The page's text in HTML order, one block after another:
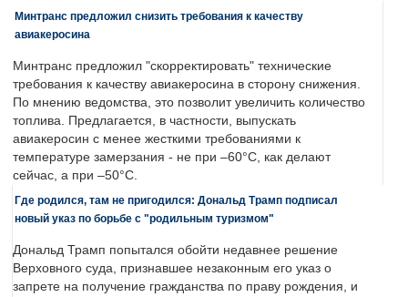
Минтранс предложил снизить требования к качеству
авиакеросина
Минтранс предложил "скорректировать" технические
требования к качеству авиакеросина в сторону снижения.
По мнению ведомства, это позволит увеличить количество
топлива. Предлагается, в частности, выпускать
авиакеросин с менее жесткими требованиями к
температуре замерзания - не при –60°C, как делают
сейчас, а при –50°C.
Где родился, там не пригодился: Дональд Трамп подписал
новый указ по борьбе с "родильным туризмом"
Дональд Трамп попытался обойти недавнее решение
Верховного суда, признавшее незаконным его указ о
запрете на получение гражданства по праву рождения, и